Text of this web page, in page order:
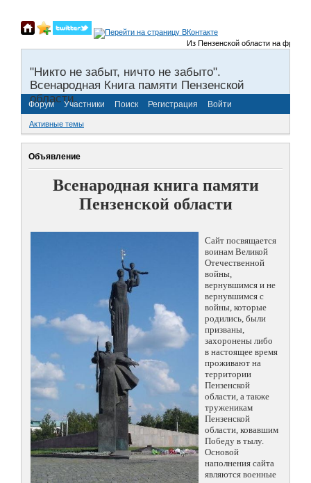
Из Пензенской области на фронты
"Никто не забыт, ничто не забыто".
Всенародная Книга памяти Пензенской
области.
Форум Участники Поиск Регистрация Войти
Активные темы
Объявление
Всенародная книга памяти
Пензенской области
Сайт посвящается
воинам Великой
Отечественной
войны,
вернувшимся и не
вернувшимся с
войны, которые
родились, были
призваны,
захоронены либо
в настоящее время
проживают на
территории
Пензенской
области, а также
труженикам
Пензенской
области, ковавшим
Победу в тылу.
Основой
наполнения сайта
являются военные